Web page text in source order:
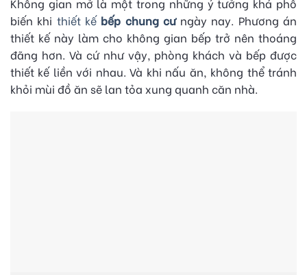
biến khi thiết kế bếp chung cưngày nay. Phương án
thiết kế này làm cho không gian bếp trở nên thoáng
đãng hơn. Và cứ như vậy, phòng khách và bếp được
thiết kế liền với nhau. Và khi nấu ăn, không thể tránh
khỏi mùi đồ ăn sẽ lan tỏa xung quanh căn nhà.